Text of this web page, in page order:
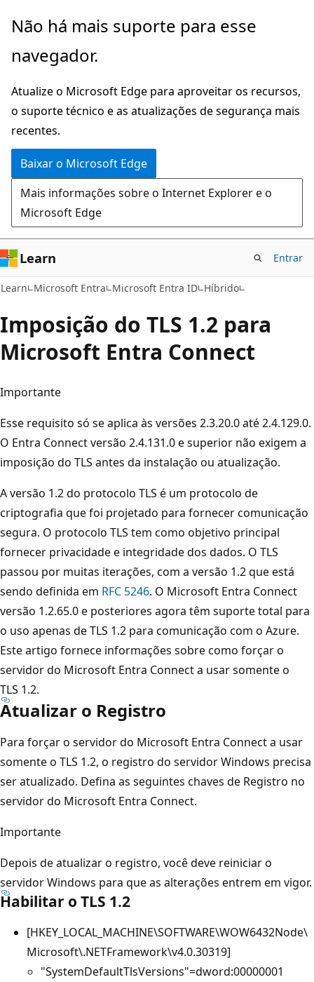
Pular
o
principal
Não há mais suporte para esse
navegador.
Atualize o Microsoft Edge para aproveitar os recursos,
o suporte técnico e as atualizações de segurança mais
recentes.
Baixar o Microsoft Edge
Mais informações sobre o Internet Explorer e o
Microsoft Edge
Learn Entrar
Learn Microsoft Entra Microsoft Entra ID Híbrido
Imposição do TLS 1.2 para
Microsoft Entra Connect
Importante
Esse requisito só se aplica às versões 2.3.20.0 até 2.4.129.0.
O Entra Connect versão 2.4.131.0 e superior não exigem a
imposição do TLS antes da instalação ou atualização.
A versão 1.2 do protocolo TLS é um protocolo de
criptografia que foi projetado para fornecer comunicação
segura. O protocolo TLS tem como objetivo principal
fornecer privacidade e integridade dos dados. O TLS
passou por muitas iterações, com a versão 1.2 que está
sendo definida em RFC 5246. O Microsoft Entra Connect
versão 1.2.65.0 e posteriores agora têm suporte total para
o uso apenas de TLS 1.2 para comunicação com o Azure.
Este artigo fornece informações sobre como forçar o
servidor do Microsoft Entra Connect a usar somente o
TLS 1.2.
Atualizar o Registro
Para forçar o servidor do Microsoft Entra Connect a usar
somente o TLS 1.2, o registro do servidor Windows precisa
ser atualizado. Defina as seguintes chaves de Registro no
servidor do Microsoft Entra Connect.
Importante
Depois de atualizar o registro, você deve reiniciar o
servidor Windows para que as alterações entrem em vigor.
Habilitar o TLS 1.2
[HKEY_LOCAL_MACHINE\SOFTWARE\WOW6432Node\
Microsoft\.NETFramework\v4.0.30319]
"SystemDefaultTlsVersions"=dword:00000001